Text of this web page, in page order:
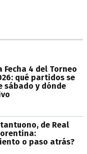
Fecha 4 del Torneo
qué partidos se
sábado y dónde
de Real
o paso atrás?